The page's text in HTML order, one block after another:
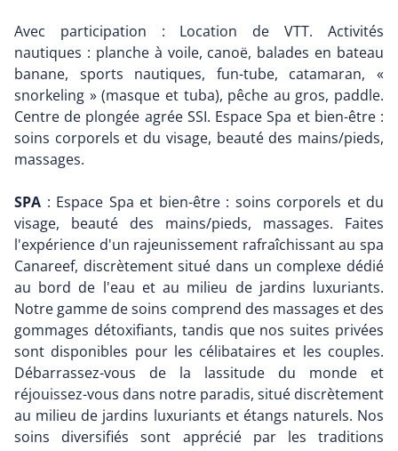
Avec participation : Location de VTT. Activités
nautiques : planche à voile, canoë, balades en bateau
banane, sports nautiques, fun-tube, catamaran, «
snorkeling » (masque et tuba), pêche au gros, paddle.
Centre de plongée agrée SSI. Espace Spa et bien-être :
soins corporels et du visage, beauté des mains/pieds,
massages.
SPA : Espace Spa et bien-être : soins corporels et du
visage, beauté des mains/pieds, massages. Faites
l'expérience d'un rajeunissement rafraîchissant au spa
Canareef, discrètement situé dans un complexe dédié
au bord de l'eau et au milieu de jardins luxuriants.
Notre gamme de soins comprend des massages et des
gommages détoxifiants, tandis que nos suites privées
sont disponibles pour les célibataires et les couples.
Débarrassez-vous de la lassitude du monde et
réjouissez-vous dans notre paradis, situé discrètement
au milieu de jardins luxuriants et étangs naturels. Nos
soins diversifiés sont apprécié par les traditions